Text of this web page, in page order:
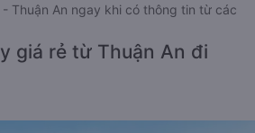
- Thuận An ngay khi có thông tin từ các
giá rẻ từ Thuận An đi